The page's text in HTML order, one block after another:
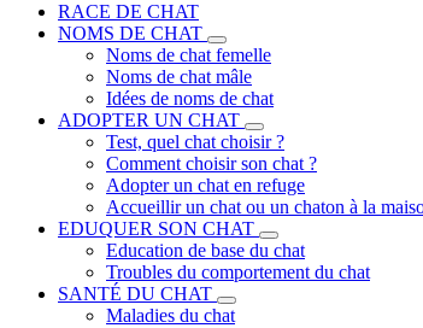
RACE DE CHAT
NOMS DE CHAT
Noms de chat femelle
Noms de chat mâle
Idées de noms de chat
ADOPTER UN CHAT
Test, quel chat choisir ?
Comment choisir son chat ?
Adopter un chat en refuge
Accueillir un chat ou un chaton à la
EDUQUER SON CHAT
Education de base du chat
Troubles du comportement du chat
SANTÉ DU CHAT
Maladies du chat